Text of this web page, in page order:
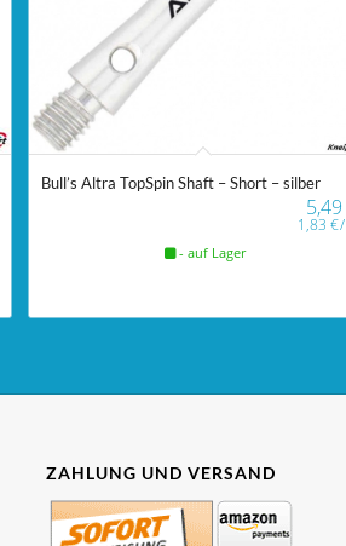
Bull’s Altra TopSpin Shaft – Short – silber
5,49
1,83 €/
- auf Lager
ZAHLUNG UND VERSAND